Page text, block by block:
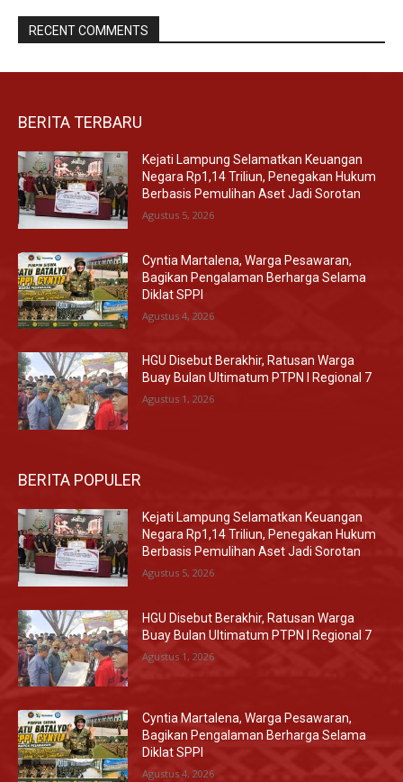
RECENT COMMENTS
BERITA TERBARU
Kejati Lampung Selamatkan Keuangan
Negara Rp1,14 Triliun, Penegakan Hukum
Berbasis Pemulihan Aset Jadi Sorotan
Agustus 5, 2026
Cyntia Martalena, Warga Pesawaran,
Bagikan Pengalaman Berharga Selama
Diklat SPPI
Agustus 4, 2026
HGU Disebut Berakhir, Ratusan Warga
Buay Bulan Ultimatum PTPN I Regional 7
Agustus 1, 2026
BERITA POPULER
Kejati Lampung Selamatkan Keuangan
Negara Rp1,14 Triliun, Penegakan Hukum
Berbasis Pemulihan Aset Jadi Sorotan
Agustus 5, 2026
HGU Disebut Berakhir, Ratusan Warga
Buay Bulan Ultimatum PTPN I Regional 7
Agustus 1, 2026
Cyntia Martalena, Warga Pesawaran,
Bagikan Pengalaman Berharga Selama
Diklat SPPI
Agustus 4, 2026